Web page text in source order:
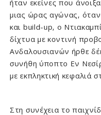
ήταν εκείνες που
μιας ώρας αγώνας,
και build-up, ο
δίχτυα με κοντινή
Ανδαλουσιανών ήρθε
συνήθη ύποπτο Εν
με εκπληκτική κεφαλιά
Στη συνέχεια το